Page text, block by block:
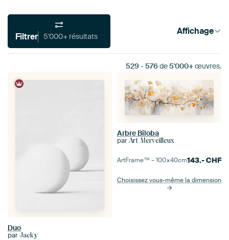
Filtrer 5'000+ résultats Affichage
529 - 576de5'000+œuvres.
Duo
par Jacky
Arbre Biloba
par Art Merveilleux
ArtFrame™ –100×40cm143.-CHF
Choisissez vous-même la dimension